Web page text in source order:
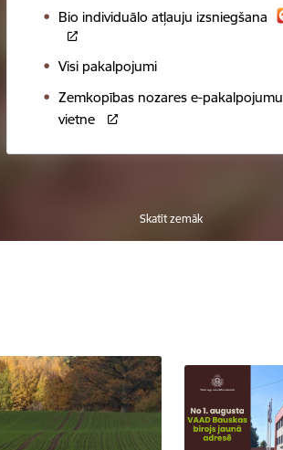
Bio individuālo atļauju izsniegšana
Visi pakalpojumi
Zemkopības nozares e-pakalpojumu
vietne
Skatīt zemāk